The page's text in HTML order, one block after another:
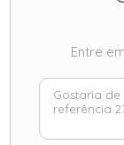
Entre